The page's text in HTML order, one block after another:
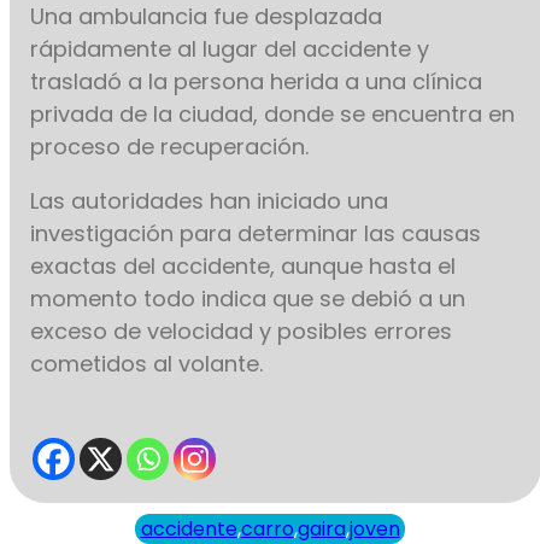
Una ambulancia fue desplazada
rápidamente al lugar del accidente y
trasladó a la persona herida a una clínica
privada de la ciudad, donde se encuentra en
proceso de recuperación.
Las autoridades han iniciado una
investigación para determinar las causas
exactas del accidente, aunque hasta el
momento todo indica que se debió a un
exceso de velocidad y posibles errores
cometidos al volante.
accidente,carro,gaira,joven